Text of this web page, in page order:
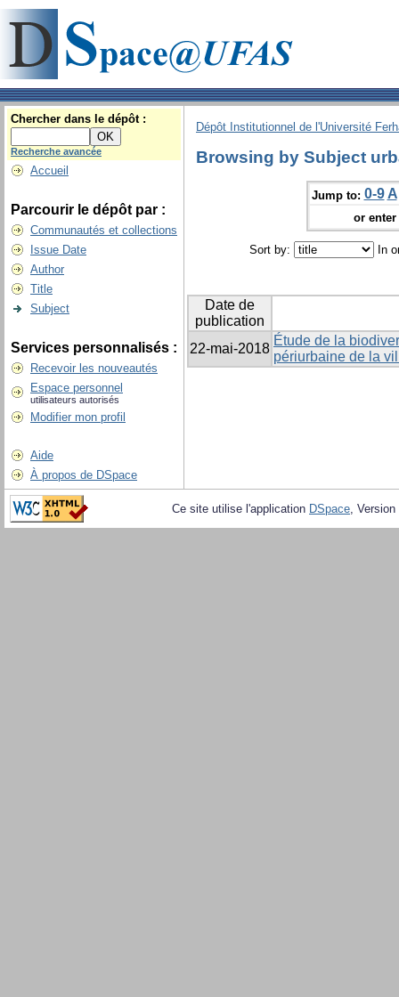
Chercher dans le dépôt :
Recherche avancée
Accueil
Parcourir le dépôt par :
Communautés et collections
Issue Date
Author
Title
Subject
Services personnalisés :
Recevoir les nouveautés
Espace personnel
utilisateurs autorisés
Modifier mon profil
Aide
À propos de DSpace
Dépôt Institutionnel de l'Université
Browsing by Subject
Jump to: 0-9 A
or
Sort by: In
Date de
publication
22-mai-2018
Étude de la
périurbaine de la
Ce site utilise l'application DSpace,